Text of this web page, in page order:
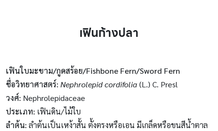
เฟินก้างปลา
เฟินใบมะขาม/กูดสร้อย/Fishbone Fern/Sword Fern
ชื่อวิทยาศาสตร์: Nephrolepid cordifolia(L.) C. Presl
วงศ์: Nephrolepidaceae
ประเภท: เฟินดิน/ไม้ใบ
ลำต้น: ลำต้นเป็นเหง้าสั้น ตั้งตรงหรือเอน มีเกล็ดหรือขนสีน้ำตาล